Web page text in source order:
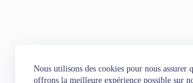
Nous utilisons des cookies pour nous assurer
offrons la meilleure expérience possible sur